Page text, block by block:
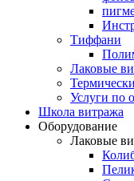
Тиффани
Лаковые
Услуги по
Школа витража
Оборудование
Лаковые